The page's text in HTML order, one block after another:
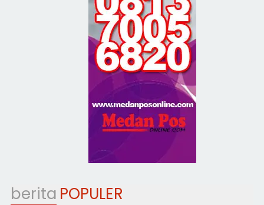
berita POPULER